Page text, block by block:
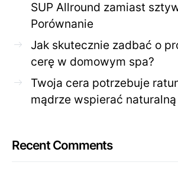
SUP Allround zamiast
Porównanie
Jak skutecznie zadbać o
cerę w domowym spa?
Twoja cera potrzebuje
mądrze wspierać
Recent Comments